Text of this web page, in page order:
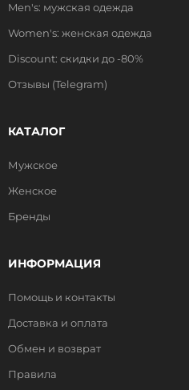
Men's: мужская одежда
Women's: женская одежда
Discount: скидки до -80%
Отзывы (Telegram)
КАТАЛОГ
Мужское
Женское
Бренды
ИНФОРМАЦИЯ
Помощь и контакты
Доставка и оплата
Обмен и возврат
Правила